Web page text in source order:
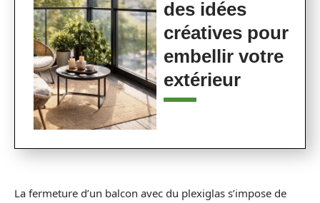
des idées
créatives pour
embellir votre
extérieur
La fermeture d’un balcon avec du plexiglas s’impose de